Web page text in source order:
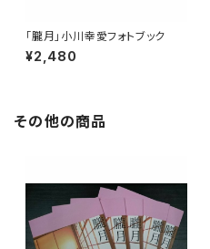
「朧月」小川幸愛フォトブック
¥2,480
その他の商品